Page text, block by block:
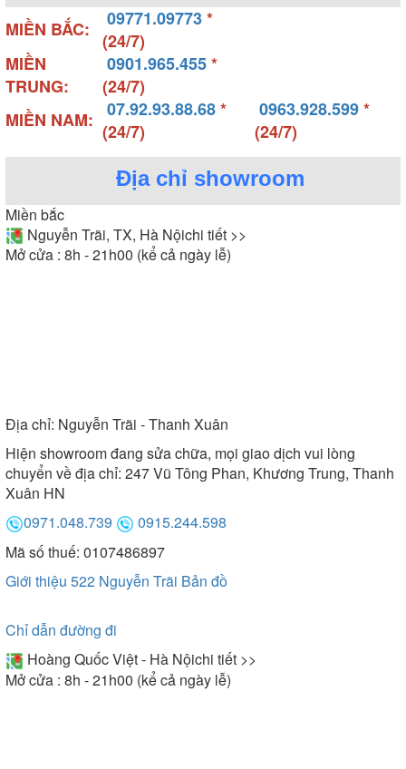
MIỀN BẮC: 09771.09773*
(24/7)
MIỀN
TRUNG:
0901.965.455*
(24/7)
MIỀN NAM:
07.92.93.88.68*
(24/7)
0963.928.599*
(24/7)
Địa chỉ showroom
Miền bắc
Nguyễn Trãi, TX, Hà Nộichi tiết >>
Mở cửa : 8h - 21h00 (kể cả ngày lễ)
Địa chỉ: Nguyễn Trãi - Thanh Xuân
Hiện showroom đang sửa chữa, mọi giao dịch vui lòng
chuyển về địa chỉ: 247 Vũ Tông Phan, Khương Trung, Thanh
Xuân HN
0971.048.739
0915.244.598
Mã số thuế: 0107486897
Giới thiệu 522 Nguyễn Trãi Bản đồ
Chỉ dẫn đường đi
Hoàng Quốc Việt - Hà Nộichi tiết >>
Mở cửa : 8h - 21h00 (kể cả ngày lễ)